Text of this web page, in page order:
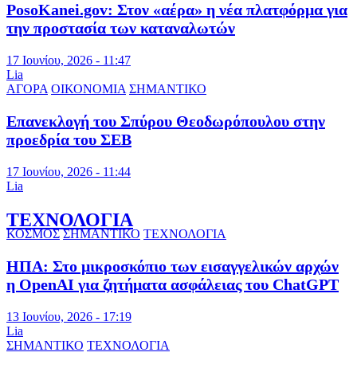
PosoKanei.gov: Στον «αέρα» η νέα πλατφόρμα για
την προστασία των καταναλωτών
17 Ιουνίου, 2026 - 11:47
Lia
ΑΓΟΡΑ ΟΙΚΟΝΟΜΙΑ ΣΗΜΑΝΤΙΚΟ
Επανεκλογή του Σπύρου Θεοδωρόπουλου στην
προεδρία του ΣΕΒ
17 Ιουνίου, 2026 - 11:44
Lia
ΤΕΧΝΟΛΟΓΙΑ
ΚΟΣΜΟΣ ΣΗΜΑΝΤΙΚΟ ΤΕΧΝΟΛΟΓΙΑ
ΗΠΑ: Στο μικροσκόπιο των εισαγγελικών αρχών
η OpenAI για ζητήματα ασφάλειας του ChatGPT
13 Ιουνίου, 2026 - 17:19
Lia
ΣΗΜΑΝΤΙΚΟ ΤΕΧΝΟΛΟΓΙΑ